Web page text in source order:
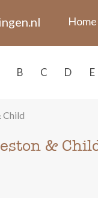
Home
B C D E
Child
&